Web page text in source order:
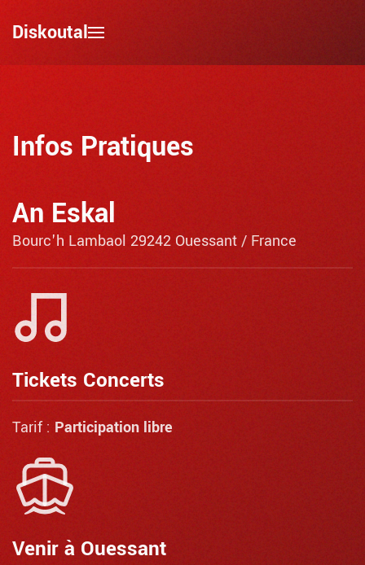
Skip to main content
Diskoutal
Infos Pratiques
An Eskal
Bourc'h Lambaol 29242 Ouessant / France
Tickets Concerts
Tarif : Participation libre
Venir à Ouessant